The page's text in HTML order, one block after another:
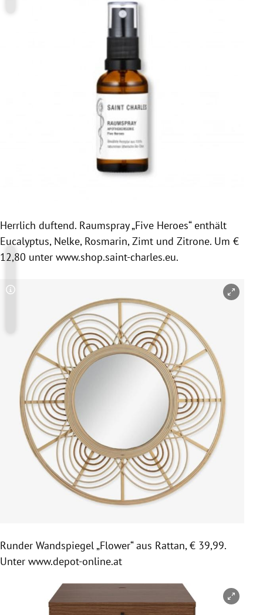
Herrlich duftend. Raumspray „Five Heroes“ enthält
Eucalyptus, Nelke, Rosmarin, Zimt und Zitrone. Um €
12,80 unter www.shop.saint-charles.eu.
Copyright-Hinweis öffnen/schließen
Runder Wandspiegel „Flower“ aus Rattan, € 39,99.
Unter www.depot-online.at